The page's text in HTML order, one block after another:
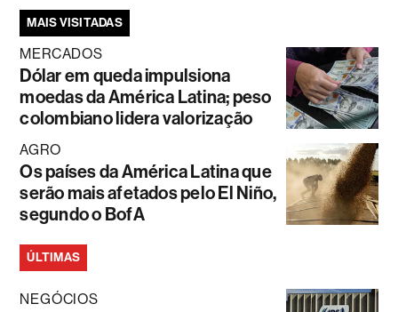
MAIS VISITADAS
MERCADOS
Dólar em queda impulsiona
moedas da América Latina; peso
colombiano lidera valorização
AGRO
Os países da América Latina que
serão mais afetados pelo El Niño,
segundo o BofA
ÚLTIMAS
NEGÓCIOS